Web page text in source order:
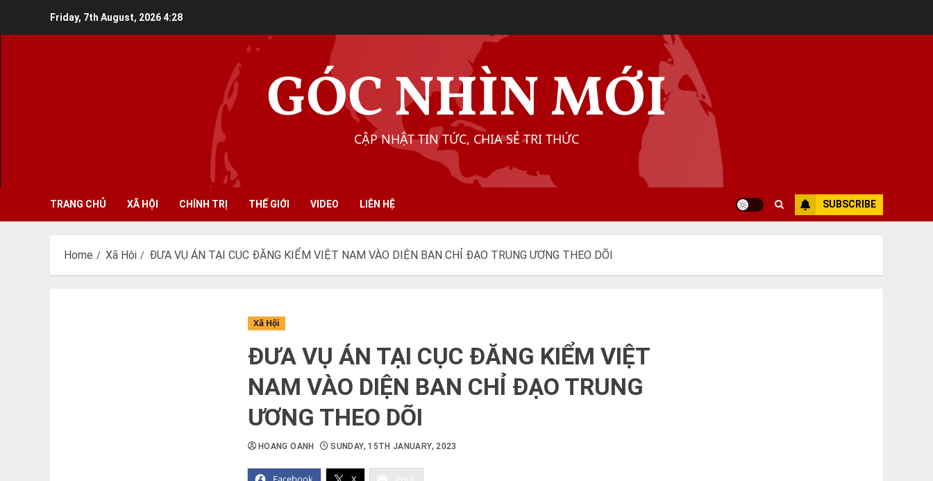
Friday, 7th August, 20264:28
GÓC NHÌN MỚI
CẬP NHẬT TIN TỨC, CHIA SẺ TRI THỨC
TRANG CHỦ XÃ HỘI CHÍNH TRỊ THẾ GIỚI VIDEO LIÊN HỆ SUBSCRIBE
Home Xã Hội ĐƯA VỤ ÁN TẠI CỤC ĐĂNG KIỂM VIỆT NAM VÀO DIỆN BAN CHỈ ĐẠO TRUNG ƯƠNG THEO DÕI
Xã Hội
ĐƯA VỤ ÁN TẠI CỤC ĐĂNG KIỂM VIỆT
NAM VÀO DIỆN BAN CHỈ ĐẠO TRUNG
ƯƠNG THEO DÕI
HOANG OANH SUNDAY, 15TH JANUARY, 2023